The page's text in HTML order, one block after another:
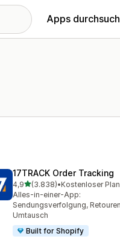
Apps
17TRACK Order Tracking
4,9von 5 Sternen
(3.838)
3838 Rezensionen insgesamt
•
Alles-in-einer-App:
Sendungsverfolgung,
Umtausch
Built for Shopify